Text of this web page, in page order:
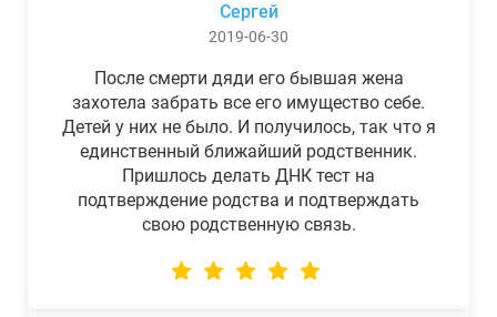
Сергей
2019-06-30
После смерти дяди его бывшая жена
захотела забрать все его имущество себе.
Детей у них не было. И получилось, так что я
единственный ближайший родственник.
Пришлось делать ДНК тест на
подтверждение родства и подтверждать
свою родственную связь.